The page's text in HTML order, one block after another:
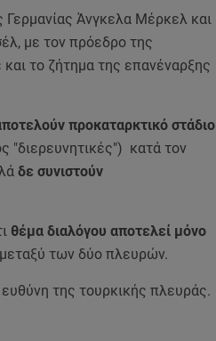
Γερμανίας Άνγκελα Μέρκελ και
με τον πρόεδρο της
το ζήτημα της επανέναρξης
προκαταρκτικό στάδιο
"διερευνητικές") κατά τον
δε συνιστούν
θέμα διαλόγου αποτελεί μόνο
μεταξύ των δύο πλευρών.
της τουρκικής πλευράς.